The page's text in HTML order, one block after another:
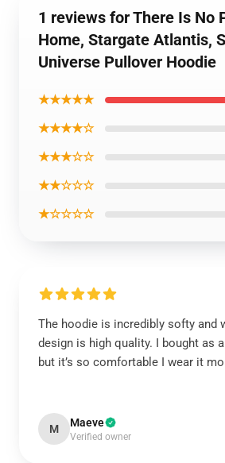
1 reviews for There Is No
Home, Stargate Atlantis,
Universe Pullover Hoodie
★★★★★
★★★★☆
★★★☆☆
★★☆☆☆
★☆☆☆☆
The hoodie is incredibly softy and
design is high quality. I bought as
but it’s so comfortable I wear it
M Maeve
Verified owner